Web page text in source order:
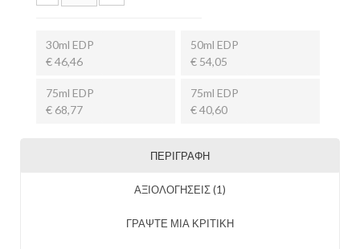
30ml EDP
€ 46,46
50ml EDP
€ 54,05
75ml EDP
€ 68,77
75ml EDP
€ 40,60
ΠΕΡΙΓΡΑΦΉ
ΑΞΙΟΛΟΓΉΣΕΙΣ (1)
ΓΡΑΨΤΕ ΜΙΑ ΚΡΙΤΙΚΗ